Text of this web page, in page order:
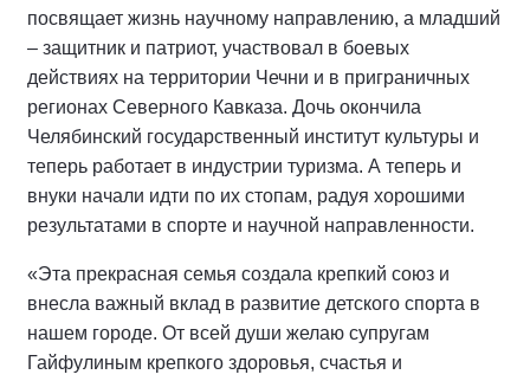
посвящает жизнь научному направлению, а младший
– защитник и патриот, участвовал в боевых
действиях на территории Чечни и в приграничных
регионах Северного Кавказа. Дочь окончила
Челябинский государственный институт культуры и
теперь работает в индустрии туризма. А теперь и
внуки начали идти по их стопам, радуя хорошими
результатами в спорте и научной направленности.
«Эта прекрасная семья создала крепкий союз и
внесла важный вклад в развитие детского спорта в
нашем городе. От всей души желаю супругам
Гайфулиным крепкого здоровья, счастья и